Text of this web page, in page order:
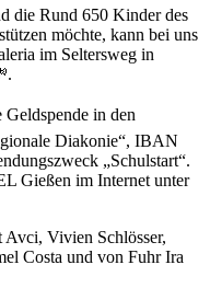
die Rund 650 Kinder des
möchte, kann bei uns
im Seltersweg in
in den
Diakonie“, IBAN
„Schulstart“.
Gießen im Internet unter
Vivien Schlösser,
Costa und von Fuhr Ira